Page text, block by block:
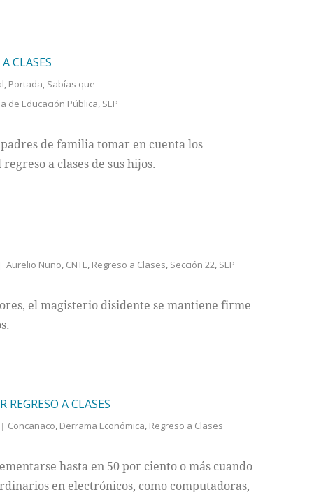
CLASES
Portada Sabías que
de Educación Pública SEP
de familia tomar en cuenta los
a clases de sus hijos.
Aurelio Nuño CNTE Regreso a Clases Sección 22 SEP
el magisterio disidente se mantiene firme
A CLASES
Concanaco Derrama Económica Regreso a Clases
hasta en 50 por ciento o más cuando
en electrónicos, como computadoras,